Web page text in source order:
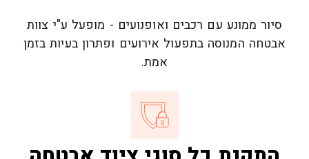
סיור ממונע עם רכבים ואופנועים - מופעל ע"י צוות
אבטחה המנוסה בתפעול אירועים ופתרון בעיות בזמן
אמת.